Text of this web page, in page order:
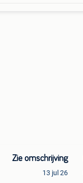
Zie omschrijving
13 jul 26